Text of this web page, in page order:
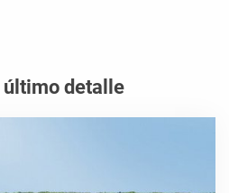
último detalle